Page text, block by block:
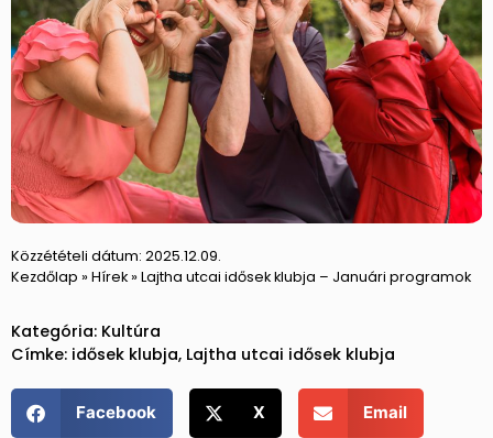
Közzétételi dátum: 2025.12.09.
Kezdőlap » Hírek» Lajtha utcai idősek klubja – Januári programok
Kategória: Kultúra
Címke: idősek klubja, Lajtha utcai idősek klubja
Facebook X Email